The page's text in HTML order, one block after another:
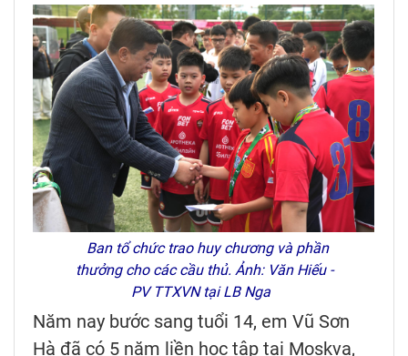
Ban tổ chức trao huy chương và phần
thưởng cho các cầu thủ. Ảnh: Văn Hiếu -
PV TTXVN tại LB Nga
Năm nay bước sang tuổi 14, em Vũ Sơn
Hà đã có 5 năm liền học tập tại Moskva,